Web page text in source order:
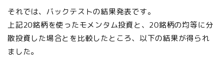
それでは、バックテストの結果発表です。
上記20銘柄を使ったモメンタム投資と、20銘柄の均等に分
散投資した場合とを比較したところ、以下の結果が得られ
ました。